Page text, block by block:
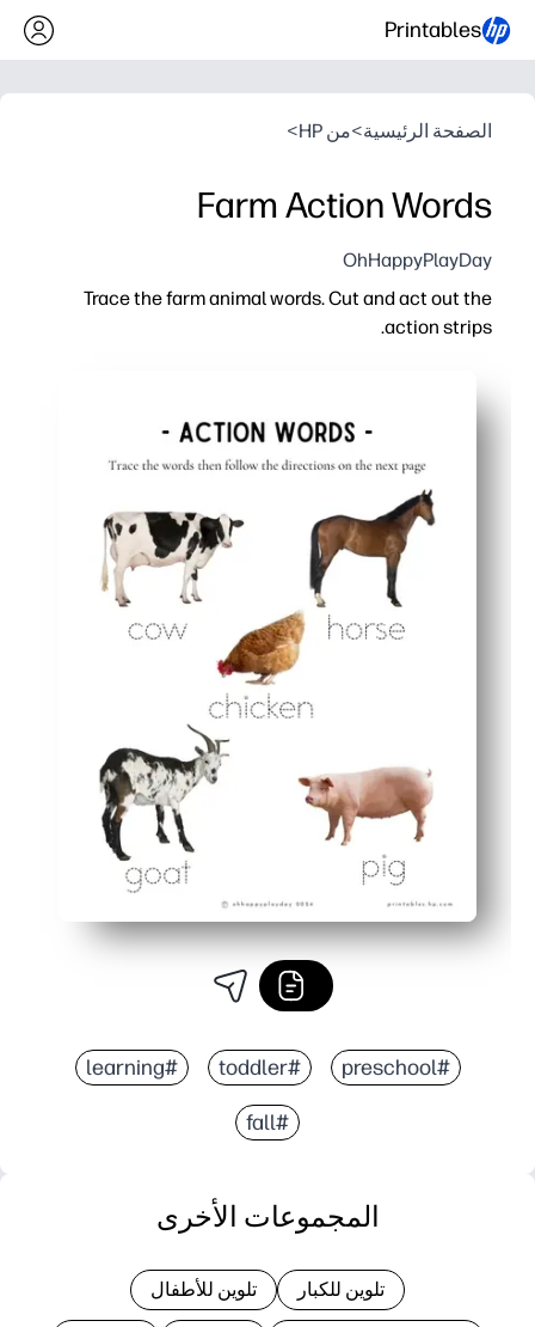
Printables
الصفحة الرئيسية>من HP >
Farm Action Words
OhHappyPlayDay
Trace the farm animal words. Cut and act out the
action strips.
#preschool
#toddler
#learning
#fall
المجموعات الأخرى
تلوين للكبار تلوين للأطفال